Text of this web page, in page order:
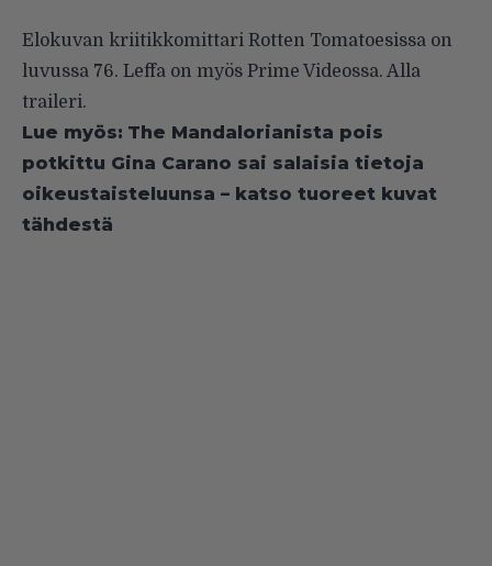
Elokuvan kriitikkomittari Rotten Tomatoesissa on
luvussa 76. Leffa on myös Prime Videossa. Alla
traileri.
Lue myös: The Mandalorianista pois
potkittu Gina Carano sai salaisia tietoja
oikeustaisteluunsa – katso tuoreet kuvat
tähdestä